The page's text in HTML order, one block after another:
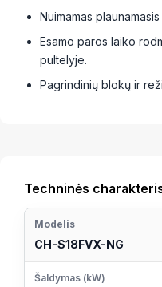
Nuimamas
Esamo paros laiko
pultelyje.
Pagrindinių blokų ir
Techninės
Modelis
CH-S18FVX-NG
Šaldymas (kW)